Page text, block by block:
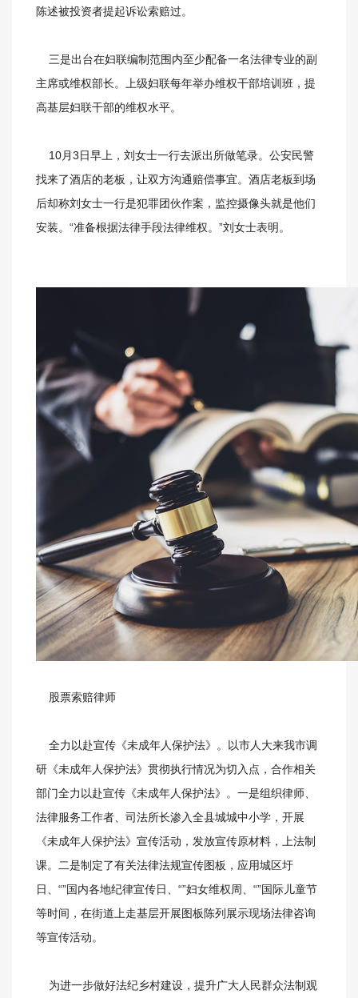
陈述被投资者提起诉讼索赔过。
三是出台在妇联编制范围内至少配备一名法律专业的副
主席或维权部长。上级妇联每年举办维权干部培训班，提
高基层妇联干部的维权水平。
10月3日早上，刘女士一行去派出所做笔录。公安民警
找来了酒店的老板，让双方沟通赔偿事宜。酒店老板到场
后却称刘女士一行是犯罪团伙作案，监控摄像头就是他们
安装。“准备根据法律手段法律维权。”刘女士表明。
股票索赔律师
全力以赴宣传《未成年人保护法》。以市人大来我市调
研《未成年人保护法》贯彻执行情况为切入点，合作相关
部门全力以赴宣传《未成年人保护法》。一是组织律师、
法律服务工作者、司法所长渗入全县城城中小学，开展
《未成年人保护法》宣传活动，发放宣传原材料，上法制
课。二是制定了有关法律法规宣传图板，应用城区圩
日、“”国内各地纪律宣传日、“”妇女维权周、“”国际儿童节
等时间，在街道上走基层开展图板陈列展示现场法律咨询
等宣传活动。
为进一步做好法纪乡村建设，提升广大人民群众法制观